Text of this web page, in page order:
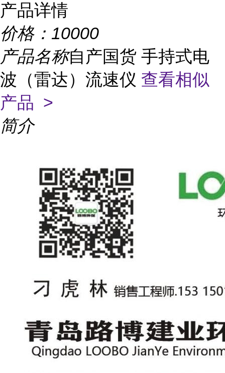
产品详情
价格： 10000
产品名称自产国货 手持式电
波（雷达）流速仪 查看相似
产品 >
简介